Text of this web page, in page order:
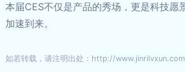
本届CES不仅是产品的秀场，更是科技
加速到来。
如若转载，请注明出处：http://